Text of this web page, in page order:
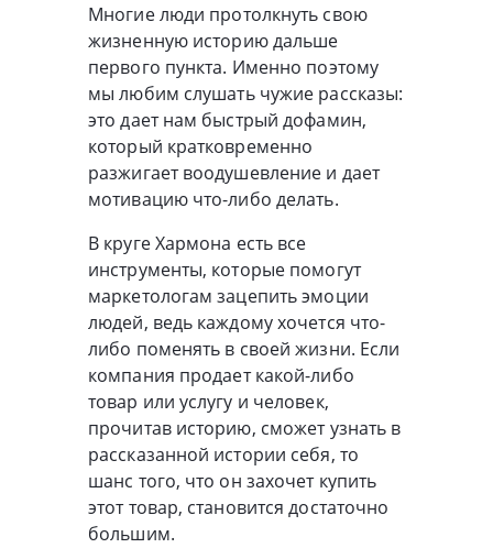
Многие люди протолкнуть свою
жизненную историю дальше
первого пункта. Именно поэтому
мы любим слушать чужие рассказы:
это дает нам быстрый дофамин,
который кратковременно
разжигает воодушевление и дает
мотивацию что-либо делать.
В круге Хармона есть все
инструменты, которые помогут
маркетологам зацепить эмоции
людей, ведь каждому хочется что-
либо поменять в своей жизни. Если
компания продает какой-либо
товар или услугу и человек,
прочитав историю, сможет узнать в
рассказанной истории себя, то
шанс того, что он захочет купить
этот товар, становится достаточно
большим.